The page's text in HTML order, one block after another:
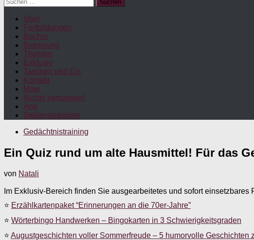
nach:
Start
Fortbildungen
Bücher
Betreuung
Themen
Exklusiv
Taschen und Co.
Kontakt
Maw
Nichts verpassen!
App
Stellenangebote
Gedächtnistraining
Ein Quiz rund um alte Hausmittel! Für das
von Natali
Im Exklusiv-Bereich finden Sie ausgearbeitetes und sofort einsetzbares
⭐ Erzählkartenpaket “Erinnerungen an die 70er-Jahre”
⭐ Wörterbingo Handwerken – Bingokarten in 3 Schwierigkeitsgraden
⭐ Augustgeschichten voller Sommerfreude – 5 humorvolle Geschichten